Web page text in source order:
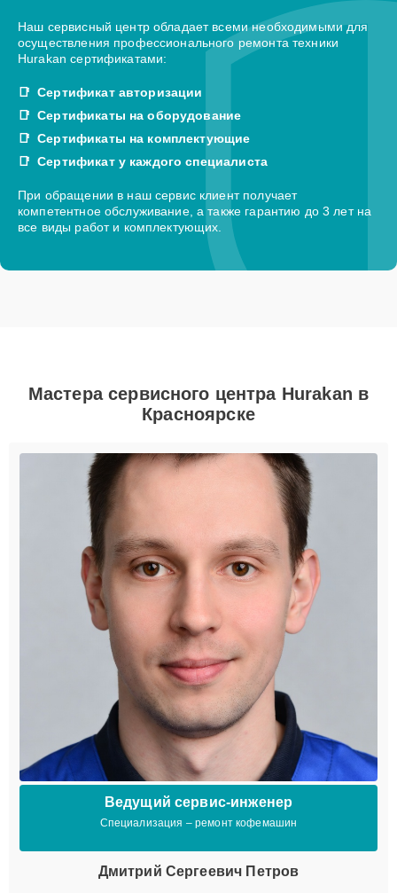
Наш сервисный центр обладает всеми необходимыми для
осуществления профессионального ремонта техники
Hurakan сертификатами:
Сертификат авторизации
Сертификаты на оборудование
Сертификаты на комплектующие
Сертификат у каждого специалиста
При обращении в наш сервис клиент получает
компетентное обслуживание, а также гарантию до 3 лет на
все виды работ и комплектующих.
Мастера сервисного центра Hurakan в
Красноярске
Ведущий сервис-инженер
Специализация – ремонт кофемашин
Дмитрий Сергеевич Петров